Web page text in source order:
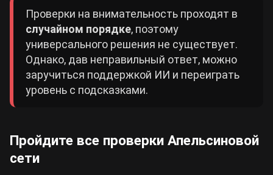
Проверки на внимательность проходят в
случайном порядке, поэтому
универсального решения не существует.
Однако, дав неправильный ответ, можно
заручиться поддержкой ИИ и переиграть
уровень с подсказками.
Пройдите все проверки Апельсиновой
сети